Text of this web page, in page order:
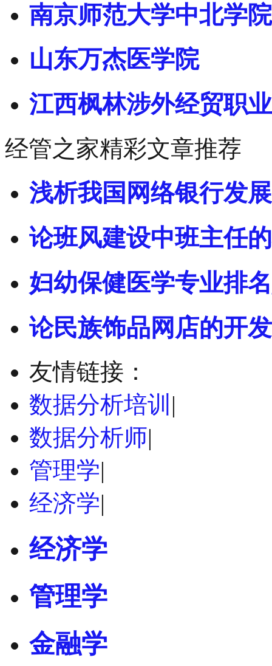
南京师范大学中北学院
山东万杰医学院
江西枫林涉外经贸职
经管之家精彩文章推荐
浅析我国网络银行发
论班风建设中班主任
妇幼保健医学专业排
论民族饰品网店的开
友情链接：
数据分析培训 |
数据分析师|
管理学|
经济学|
经济学
管理学
金融学